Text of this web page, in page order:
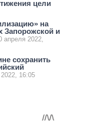
цели
на
Запорожской и
апреля 2022,
сохранить
16:05